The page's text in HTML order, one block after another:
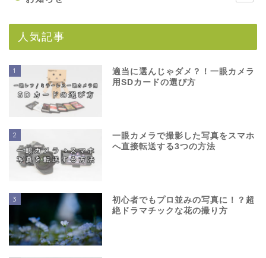
人気記事
1
適当に選んじゃダメ？！一眼カメラ
用SDカードの選び方
2
一眼カメラで撮影した写真をスマホ
へ直接転送する3つの方法
3
初心者でもプロ並みの写真に！？超
絶ドラマチックな花の撮り方